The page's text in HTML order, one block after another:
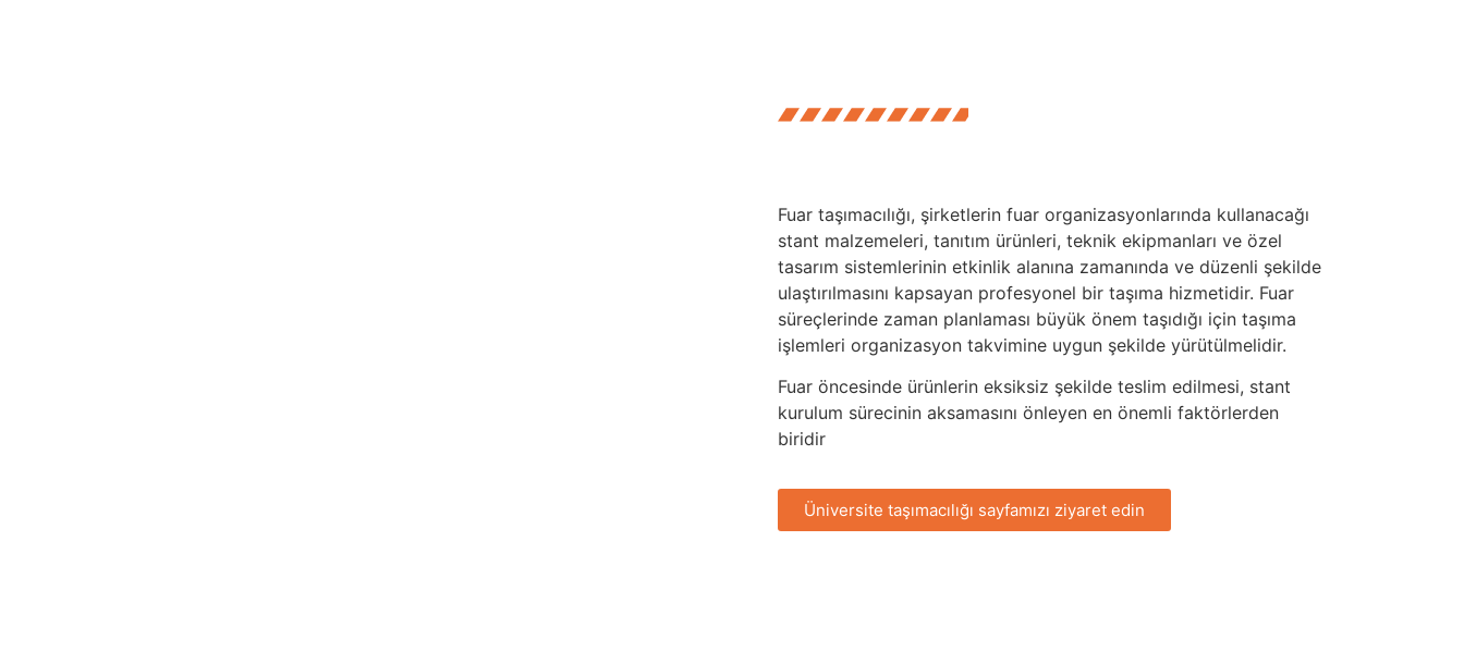
Fuar taşımacılığı, şirketlerin fuar organizasyonlarında kullanacağı
stant malzemeleri, tanıtım ürünleri, teknik ekipmanları ve özel
tasarım sistemlerinin etkinlik alanına zamanında ve düzenli şekilde
ulaştırılmasını kapsayan profesyonel bir taşıma hizmetidir. Fuar
süreçlerinde zaman planlaması büyük önem taşıdığı için taşıma
işlemleri organizasyon takvimine uygun şekilde yürütülmelidir.
Fuar öncesinde ürünlerin eksiksiz şekilde teslim edilmesi, stant
kurulum sürecinin aksamasını önleyen en önemli faktörlerden
biridir
Üniversite taşımacılığı sayfamızı ziyaret edin